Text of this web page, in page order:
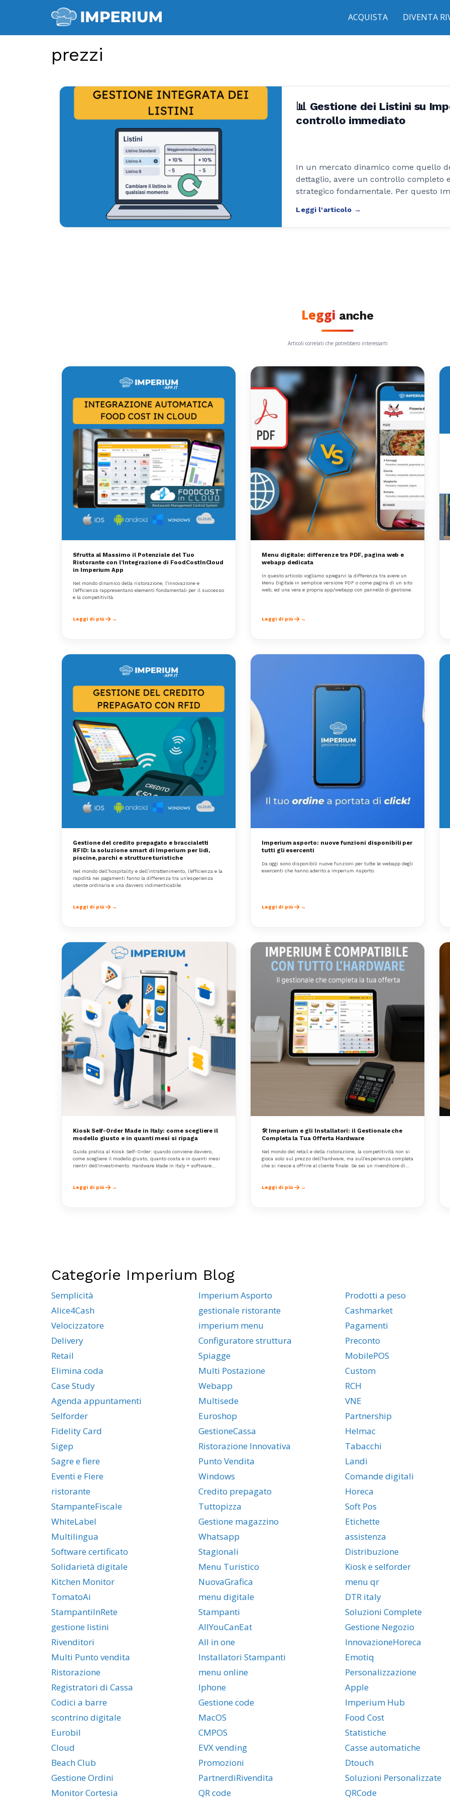
ACQUISTA DIVENTA
prezzi
📊 Gestione dei Listini su
controllo immediato
In un mercato dinamico come quello
dettaglio, avere un controllo completo
strategico fondamentale. Per questo
personalizzati in modo semplice, rapido
Leggi anche
Articoli correlati che potrebbero interessarti
Sfrutta al Massimo il Potenziale del Tuo
Ristorante con l’Integrazione di FoodCostInCloud
in Imperium App
Nel mondo dinamico della ristorazione, l’innovazione e
l’efficienza rappresentano elementi fondamentali per il successo
e la competitività.
Leggi di più
Menu digitale: differenze tra PDF, pagina web e
webapp dedicata
In questo articolo vogliamo spiegarvi la differenza tra avere un
Menu Digitale in semplice versione PDF o come pagina di un sito
web, ed una vera e propria app/webapp con pannello di gestione.
Leggi di più
Gestione del credito prepagato e braccialetti
RFID: la soluzione smart di Imperium per lidi,
piscine, parchi e strutture turistiche
Nel mondo dell’hospitality e dell’intrattenimento, l’efficienza e la
rapidità nei pagamenti fanno la differenza tra un’esperienza
utente ordinaria e una davvero indimenticabile.
Leggi di più
Imperium asporto: nuove funzioni disponibili per
tutti gli esercenti
Da oggi sono disponibili nuove funzioni per tutte le webapp degli
esercenti che hanno aderito a Imperium Asporto.
Leggi di più
Kiosk Self-Order Made in Italy: come scegliere il
modello giusto e in quanti mesi si ripaga
Guida pratica al Kiosk Self-Order: quando conviene davvero,
come scegliere il modello giusto, quanto costa e in quanti mesi
rientri dell'investimento. Hardware Made in Italy + software
Leggi di più
🛠️ Imperium e gli Installatori: il Gestionale che
Completa la Tua Offerta Hardware
Nel mondo del retail e della ristorazione, la competitività non si
gioca solo sul prezzo dell’hardware, ma sull’esperienza completa
che si riesce a offrire al cliente finale. Se sei un rivenditore di
dover consigliare anche un software gestionale.
Leggi di più
Categorie Imperium Blog
Semplicità Imperium Asporto Prodotti a peso
Alice4Cash
gestionale ristorante Cashmarket
Velocizzatore
imperium menu Pagamenti
Delivery
Configuratore struttura Preconto
Retail
Spiagge MobilePOS
Elimina coda
Multi Postazione Custom
Case Study
Webapp RCH
Agenda appuntamenti
Multisede VNE
Selforder
Euroshop Partnership
Fidelity Card
GestioneCassa Helmac
Sigep
Ristorazione Innovativa Tabacchi
Sagre e fiere
Punto Vendita Landi
Eventi e Fiere
Windows Comande digitali
ristorante
Credito prepagato Horeca
StampanteFiscale
Tuttopizza Soft Pos
WhiteLabel
Gestione magazzino Etichette
Multilingua
Whatsapp assistenza
Software certificato
Stagionali Distribuzione
Solidarietà digitale
Menu Turistico Kiosk e selforder
Kitchen Monitor
NuovaGrafica menu qr
TomatoAi
menu digitale DTR italy
StampantiInRete
Stampanti Soluzioni Complete
gestione listini
AllYouCanEat Gestione Negozio
Rivenditori
All in one InnovazioneHoreca
Multi Punto vendita
Installatori Stampanti Emotiq
Ristorazione
menu online Personalizzazione
Registratori di Cassa
Iphone Apple
Codici a barre
Gestione code Imperium Hub
scontrino digitale
MacOS Food Cost
Eurobil
CMPOS Statistiche
Cloud
EVX vending Casse automatiche
Beach Club
Promozioni Dtouch
Gestione Ordini
PartnerdiRivendita Soluzioni Personalizzate
Monitor Cortesia
QR code QRCode